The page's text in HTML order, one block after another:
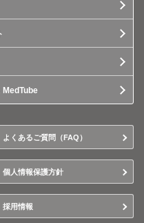
MedTube
よくあるご質問（FAQ）
個人情報保護方針
採用情報